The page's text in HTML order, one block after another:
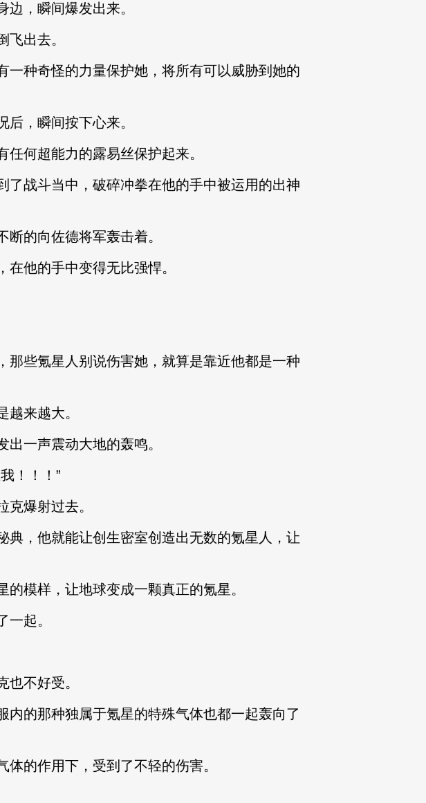
，瞬间爆发出来。
出去。
种奇怪的力量保护她，将所有可以威胁到她的
，瞬间按下心来。
何超能力的露易丝保护起来。
战斗当中，破碎冲拳在他的手中被运用的出神
的向佐德将军轰击着。
他的手中变得无比强悍。
些氪星人别说伤害她，就算是靠近他都是一种
来越大。
一声震动大地的轰鸣。
！！！”
爆射过去。
，他就能让创生密室创造出无数的氪星人，让
模样，让地球变成一颗真正的氪星。
起。
不好受。
的那种独属于氪星的特殊气体也都一起轰向了
的作用下，受到了不轻的伤害。